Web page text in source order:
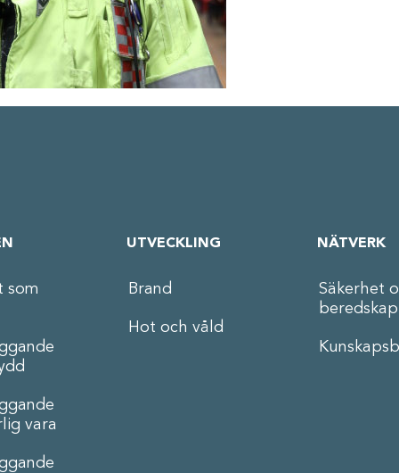
som
vara
UTVECKLING
Brand
Hot och våld
NÄTVERK
Säkerhet
beredskap